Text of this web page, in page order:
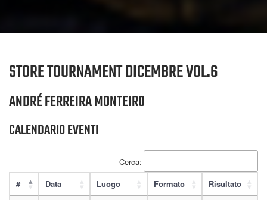
STORE TOURNAMENT DICEMBRE VOL.6
ANDRÉ FERREIRA MONTEIRO
CALENDARIO EVENTI
Cerca:
#
Data Luogo Formato
Risultato